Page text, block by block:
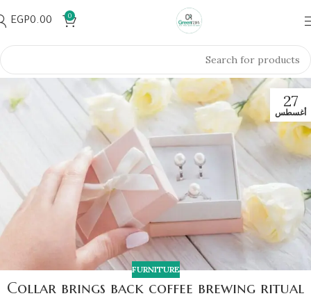
0
EGP0.00
27
أغسطس
FURNITURE
Collar brings back coffee brewing ritual